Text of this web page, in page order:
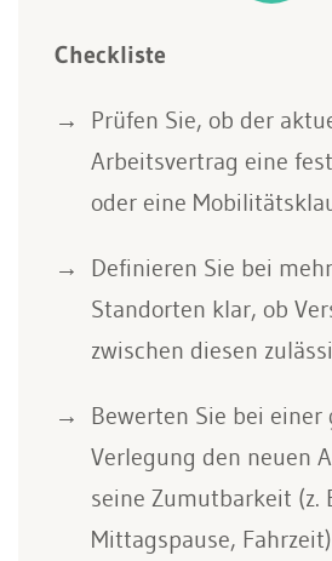
Checkliste
Prüfen Sie, ob der
Arbeitsvertrag eine
oder eine
Definieren Sie bei
Standorten klar, ob
zwischen diesen
Bewerten Sie bei einer
Verlegung den neuen
seine Zumutbarkeit (z.
Mittagspause,